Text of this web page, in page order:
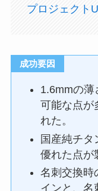
プロジェクト
成功要因
1.6mmの薄
可能な点が
れた。
国産純チタ
優れた点が
名刺交換時
インと、名